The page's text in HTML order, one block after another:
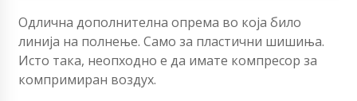
Одлична дополнителна опрема во која било
линија на полнење. Само за пластични шишиња.
Исто така, неопходно е да имате компресор за
компримиран воздух.